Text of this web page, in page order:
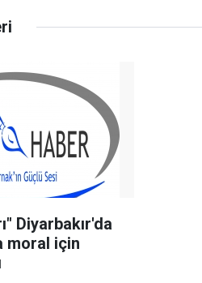
Diyarbakır'da
moral için